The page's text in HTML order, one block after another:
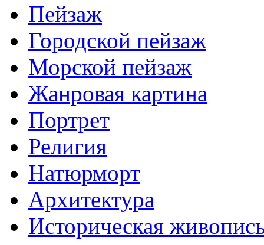
Пейзаж
Городской пейзаж
Морской пейзаж
Жанровая картина
Портрет
Религия
Натюрморт
Архитектура
Историческая